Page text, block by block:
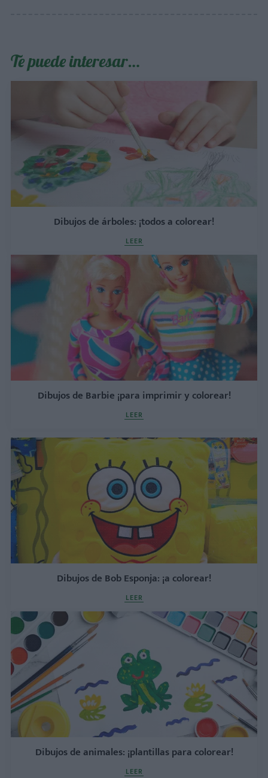
Te puede interesar…
Dibujos de árboles: ¡todos a colorear!
LEER
Dibujos de Barbie ¡para imprimir y colorear!
LEER
Dibujos de Bob Esponja: ¡a colorear!
LEER
Dibujos de animales: ¡plantillas para colorear!
LEER